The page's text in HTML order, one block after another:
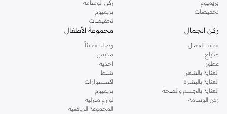
بريميوم
تخفيضات
ركن الوسامة
بريميوم
تخفيضات
ركن الجمال
جديد الجمال
مكياج
عطور
العناية بالشعر
العناية بالبشرة
العناية بالجسم والصحة
ركن الوسامة
مجموعة الأطفال
وصلنا حديثاً
ملابس
احذية
شنط
اكسسوارات
بريميوم
لوازم منزلية
المجموعة الرياضية